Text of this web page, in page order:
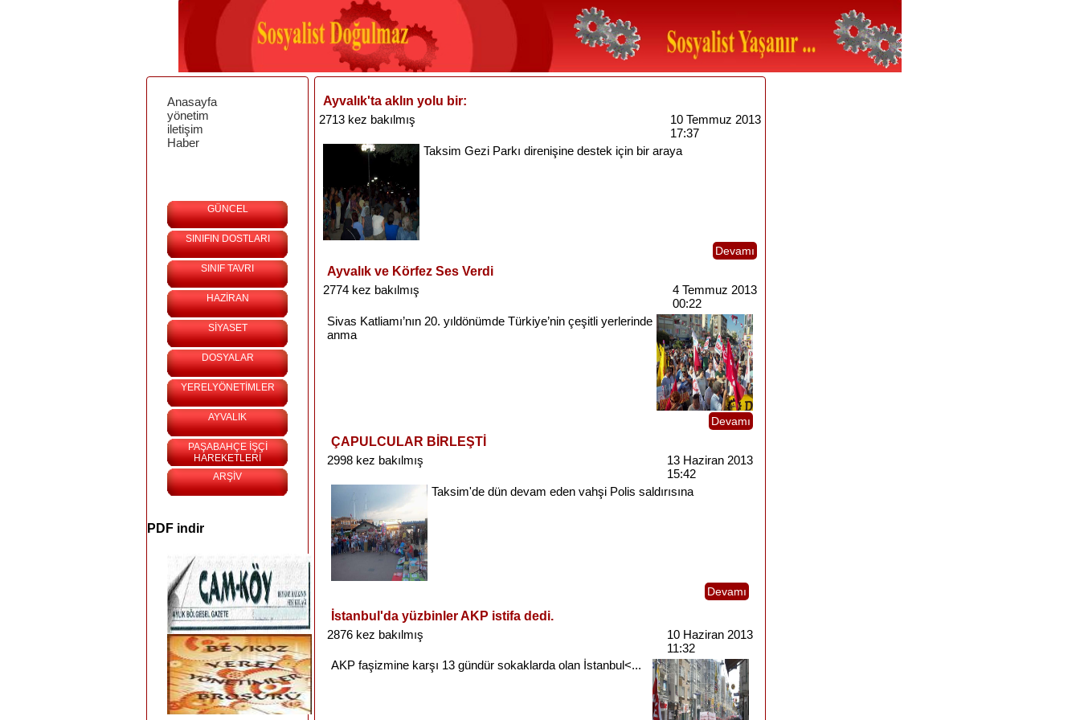
Anasayfa
yönetim
iletişim
Haber
GÜNCEL
SINIFIN DOSTLARI
SINIF TAVRI
HAZİRAN
SİYASET
DOSYALAR
YERELYÖNETİMLER
AYVALIK
PAŞABAHÇE İŞÇİ
HAREKETLERİ
ARŞİV
PDF indir
Ayvalık'ta aklın yolu bir:
2713 kez bakılmış
10 Temmuz 2013
17:37
Taksim Gezi Parkı direnişine destek için bir araya
Devamı
Ayvalık ve Körfez Ses Verdi
2774 kez bakılmış
4 Temmuz 2013
00:22
Sivas Katliamı’nın 20. yıldönümde Türkiye’nin çeşitli yerlerinde
anma
Devamı
ÇAPULCULAR BİRLEŞTİ
2998 kez bakılmış
13 Haziran 2013
15:42
Taksim'de dün devam eden vahşi Polis saldırısına
Devamı
İstanbul'da yüzbinler AKP istifa dedi.
2876 kez bakılmış
10 Haziran 2013
11:32
AKP faşizmine karşı 13 gündür sokaklarda olan İstanbul<...